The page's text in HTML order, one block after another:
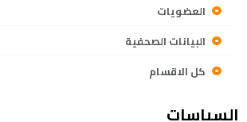
العضويات
البيانات الصحفية
كل الاقسام
السياسات